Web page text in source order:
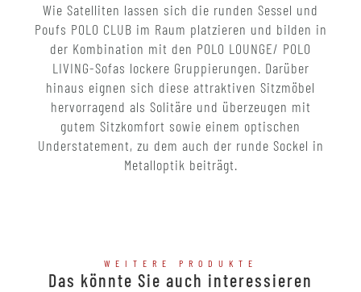
Wie Satelliten lassen sich die runden Sessel und
Poufs POLO CLUB im Raum platzieren und bilden in
der Kombination mit den POLO LOUNGE/ POLO
LIVING-Sofas lockere Gruppierungen. Darüber
hinaus eignen sich diese attraktiven Sitzmöbel
hervorragend als Solitäre und überzeugen mit
gutem Sitzkomfort sowie einem optischen
Understatement, zu dem auch der runde Sockel in
Metalloptik beiträgt.
WEITERE PRODUKTE
Das könnte Sie auch interessieren